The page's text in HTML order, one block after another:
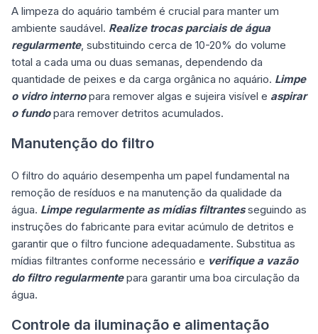
A limpeza do aquário também é crucial para manter um
ambiente saudável. Realize trocas parciais de água
regularmente, substituindo cerca de 10-20% do volume
total a cada uma ou duas semanas, dependendo da
quantidade de peixes e da carga orgânica no aquário. Limpe
o vidro internopara remover algas e sujeira visível e aspirar
o fundopara remover detritos acumulados.
Manutenção do filtro
O filtro do aquário desempenha um papel fundamental na
remoção de resíduos e na manutenção da qualidade da
água. Limpe regularmente as mídias filtrantesseguindo as
instruções do fabricante para evitar acúmulo de detritos e
garantir que o filtro funcione adequadamente. Substitua as
mídias filtrantes conforme necessário e verifique a vazão
do filtro regularmentepara garantir uma boa circulação da
água.
Controle da iluminação e alimentação